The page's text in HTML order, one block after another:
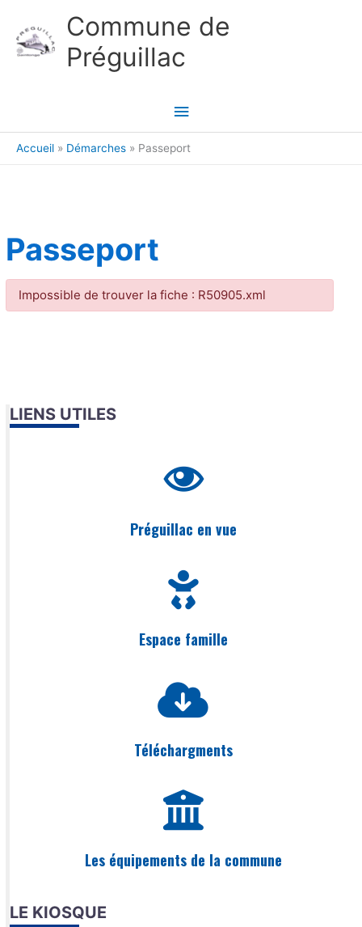
Commune de
Préguillac
Menu
principal
Accueil Démarches Passeport
Passeport
Impossible de trouver la fiche : R50905.xml
LIENS UTILES
Préguillac en vue
Espace famille
Téléchargments
Les équipements de la commune
LE KIOSQUE